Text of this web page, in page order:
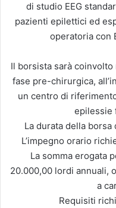
di studio EEG
pazienti epilettici ed
operatoria con
Il borsista sarà
fase pre-chirurgica,
un centro di
epilessie
La durata della
L’impegno orario
La somma erogata
20.000,00 lordi annuali,
a
Requisiti